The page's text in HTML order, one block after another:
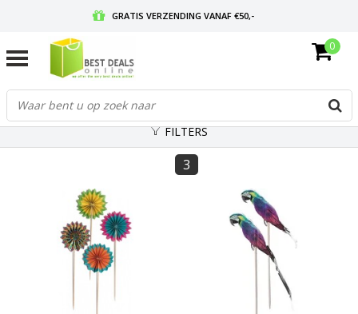
GRATIS VERZENDING VANAF €50,-
GRATIS RETOURNEREN EN 30 DAGEN BEDENKTIJD
0
FILTERS
3